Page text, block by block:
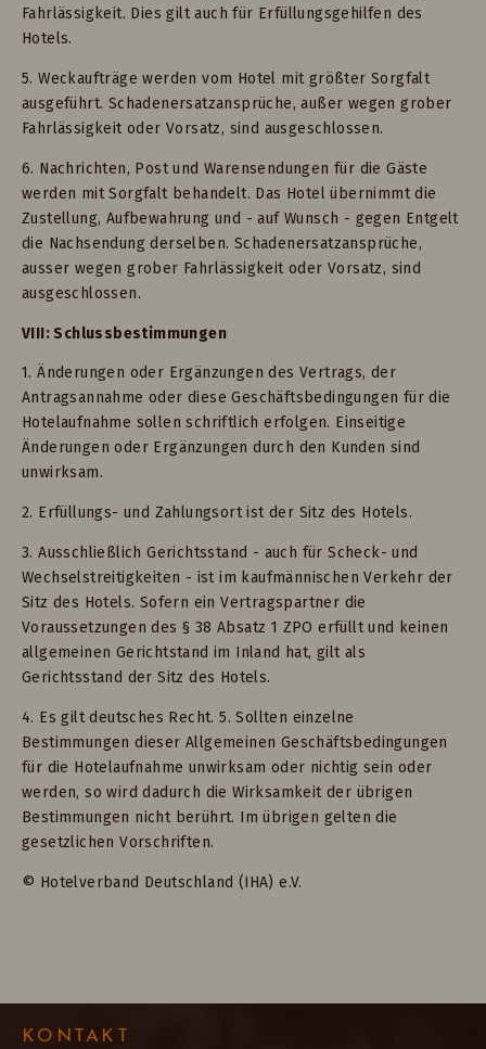
Fahrlässigkeit. Dies gilt auch für Erfüllungsgehilfen des
Hotels.
5. Weckaufträge werden vom Hotel mit größter Sorgfalt
ausgeführt. Schadenersatzansprüche, außer wegen grober
Fahrlässigkeit oder Vorsatz, sind ausgeschlossen.
6. Nachrichten, Post und Warensendungen für die Gäste
werden mit Sorgfalt behandelt. Das Hotel übernimmt die
Zustellung, Aufbewahrung und - auf Wunsch - gegen Entgelt
die Nachsendung derselben. Schadenersatzansprüche,
ausser wegen grober Fahrlässigkeit oder Vorsatz, sind
ausgeschlossen.
VIII: Schlussbestimmungen
1. Änderungen oder Ergänzungen des Vertrags, der
Antragsannahme oder diese Geschäftsbedingungen für die
Hotelaufnahme sollen schriftlich erfolgen. Einseitige
Änderungen oder Ergänzungen durch den Kunden sind
unwirksam.
2. Erfüllungs- und Zahlungsort ist der Sitz des Hotels.
3. Ausschließlich Gerichtsstand - auch für Scheck- und
Wechselstreitigkeiten - ist im kaufmännischen Verkehr der
Sitz des Hotels. Sofern ein Vertragspartner die
Voraussetzungen des § 38 Absatz 1 ZPO erfüllt und keinen
allgemeinen Gerichtstand im Inland hat, gilt als
Gerichtsstand der Sitz des Hotels.
4. Es gilt deutsches Recht. 5. Sollten einzelne
Bestimmungen dieser Allgemeinen Geschäftsbedingungen
für die Hotelaufnahme unwirksam oder nichtig sein oder
werden, so wird dadurch die Wirksamkeit der übrigen
Bestimmungen nicht berührt. Im übrigen gelten die
gesetzlichen Vorschriften.
© Hotelverband Deutschland (IHA) e.V.
KONTAKT